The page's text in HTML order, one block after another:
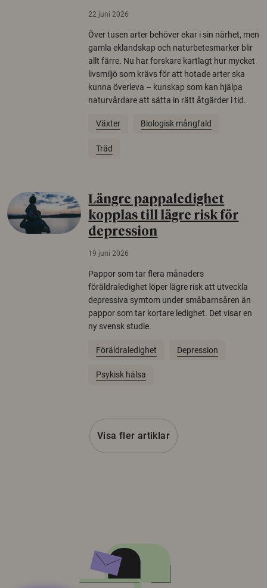
22 juni 2026
Över tusen arter behöver ekar i sin närhet, men
gamla eklandskap och naturbetesmarker blir
allt färre. Nu har forskare kartlagt hur mycket
livsmiljö som krävs för att hotade arter ska
kunna överleva – kunskap som kan hjälpa
naturvårdare att sätta in rätt åtgärder i tid.
Växter Biologisk mångfald
Träd
Längre pappaledighet
kopplas till lägre risk för
depression
19 juni 2026
Pappor som tar flera månaders
föräldraledighet löper lägre risk att utveckla
depressiva symtom under småbarnsåren än
pappor som tar kortare ledighet. Det visar en
ny svensk studie.
Föräldraledighet Depression
Psykisk hälsa
Visa fler artiklar